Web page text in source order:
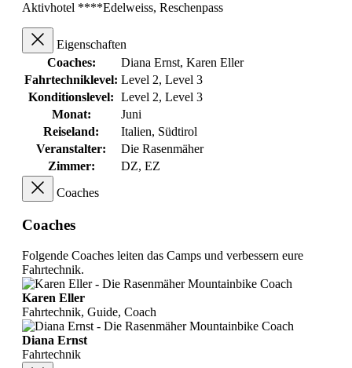
Aktivhotel ****Edelweiss, Reschenpass
Eigenschaften
Coaches:
Diana Ernst, Karen Eller
Fahrtechniklevel: Level 2, Level 3
Konditionslevel: Level 2, Level 3
Monat:
Juni
Reiseland:
Italien, Südtirol
Veranstalter:
Die Rasenmäher
Zimmer:
DZ, EZ
Coaches
Coaches
Folgende Coaches leiten das Camps und verbessern eure
Fahrtechnik.
Karen Eller
Fahrtechnik, Guide, Coach
Diana Ernst
Fahrtechnik